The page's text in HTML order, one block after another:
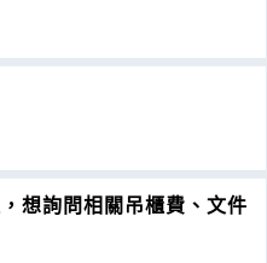
想詢問相關吊櫃費、文件